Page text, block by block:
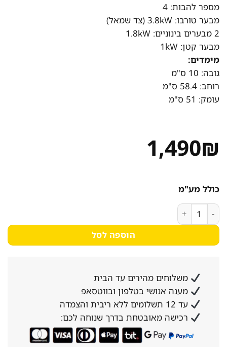
מספר להבות: 4
מבער טורבו: 3.8kW (צד שמאל)
מבער קטן: 1kW
מימדים:
גובה: 10 ס"מ
רוחב: 58.4 ס"מ
עומק: 51 ס"מ
1,490₪
כולל מע"מ
כמות של כיריים גז - 4 להבות Normande נורמנדה ND-6047 בצבע לבן
הוספה לסל
משלוחים מהירים עד הבית
מענה אנושי בטלפון ובווטסאפ
עד 12 תשלומים ללא ריבית והצמדה
רכישה מאובטחת בדרך שנוחה לכם: